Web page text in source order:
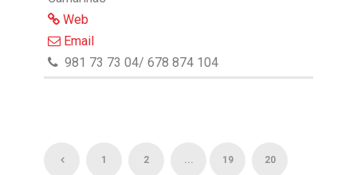
Web
Email
981 73 73 04/ 678 874 104
1 2 ... 19 20